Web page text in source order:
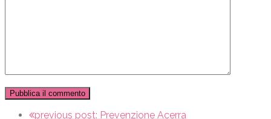
previous post: Prevenzione Acerra